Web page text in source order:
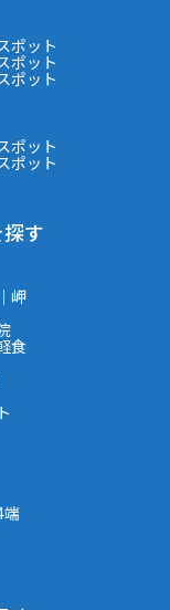
ポット
ポット
ポット
ポット
ポット
す
岬
食
端